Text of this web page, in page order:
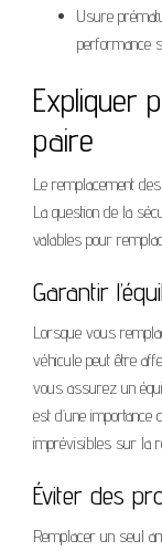
Usure
performance
Expliquer
paire
Le remplacement
La question de la
valables pour
Garantir
Lorsque vous
véhicule peut être
vous assurez un
est d’une
imprévisibles sur la
Éviter des
Remplacer un seul